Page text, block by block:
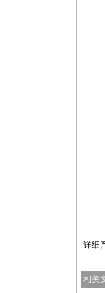
详细
相关